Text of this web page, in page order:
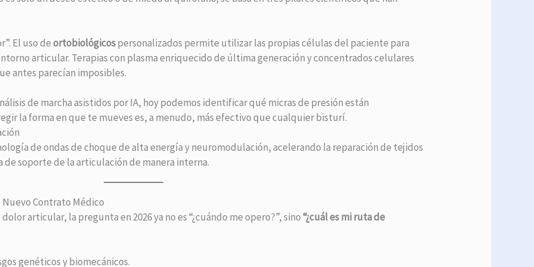
El uso deortobiológicospersonalizados permite utilizar las propias células del paciente para
articular. Terapias con plasma enriquecido de última generación y concentrados celulares
antes parecían imposibles.
de marcha asistidos por IA, hoy podemos identificar qué micras de presión están
la forma en que te mueves es, a menudo, más efectivo que cualquier bisturí.
de ondas de choque de alta energía y neuromodulación, acelerando la reparación de tejidos
soporte de la articulación de manera interna.
Contrato Médico
articular, la pregunta en 2026 ya no es “¿cuándo me opero?”, sino“¿cuál es mi ruta de
genéticos y biomecánicos.